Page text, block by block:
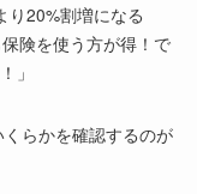
り20%割増になる
険を使う方が得！で
」
らかを確認するのが